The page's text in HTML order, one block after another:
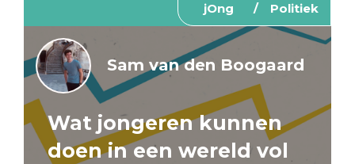
jOng Politiek
Sam van den Boogaard
Wat jongeren kunnen
doen in een wereld vol